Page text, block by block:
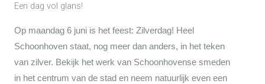
Een dag vol glans!
Op maandag 6 juni is het feest: Zilverdag! Heel
Schoonhoven staat, nog meer dan anders, in het teken
van zilver. Bekijk het werk van Schoonhovense smeden
in het centrum van de stad en neem natuurlijk even een